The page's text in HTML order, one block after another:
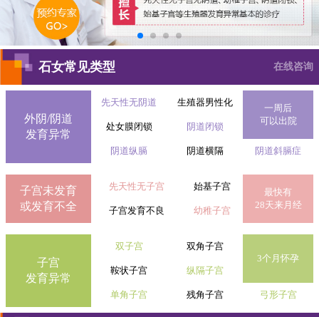
石女常见类型 在线咨询
外阴/阴道
发育异常
先天性无阴道 生殖器男性化
一周后
可以出院
处女膜闭锁 阴道闭锁
阴道纵膈 阴道横隔 阴道斜膈症
子宫未发育
或发育不全
先天性无子宫 始基子宫
最快有
28天来月经
子宫发育不良 幼稚子宫
子宫
发育异常
双子宫
双角子宫
3个月怀孕
鞍状子宫
纵隔子宫
单角子宫 残角子宫 弓形子宫